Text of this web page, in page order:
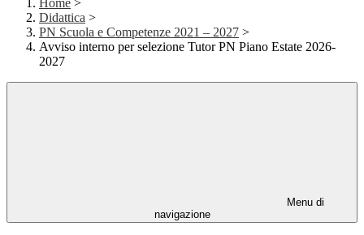
Home >
Didattica >
PN Scuola e Competenze 2021 – 2027 >
Avviso interno per selezione Tutor PN Piano Estate 2026-
2027
Menu di
navigazione